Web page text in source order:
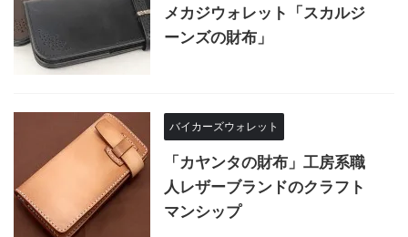
メカジウォレット「スカルジ
ーンズの財布」
バイカーズウォレット
「カヤンタの財布」工房系職
人レザーブランドのクラフト
マンシップ